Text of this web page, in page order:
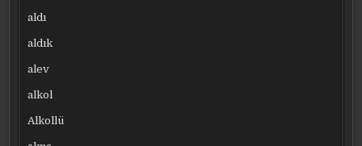
aldı
aldık
alev
alkol
Alkollü